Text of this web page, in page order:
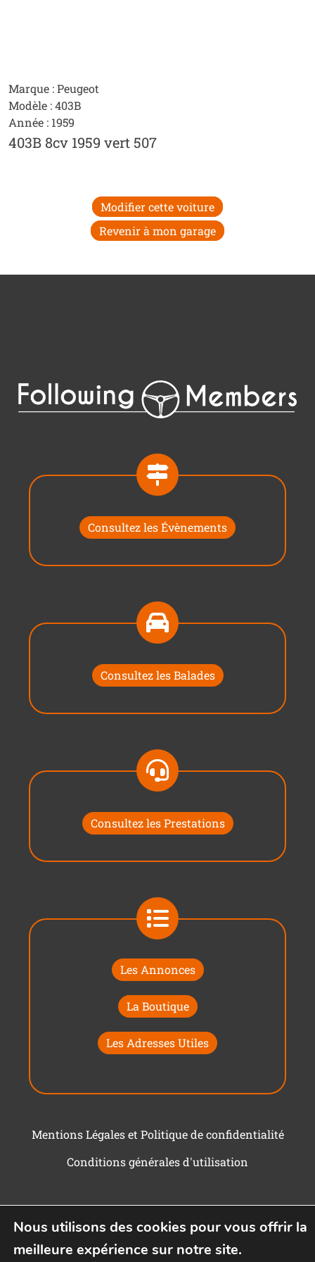
Marque : Peugeot
Modèle : 403B
Année : 1959
403B 8cv 1959 vert 507
Modifier cette voiture
Revenir à mon garage
Consultez les Évènements
Consultez les Balades
Consultez les Prestations
Les Annonces
La Boutique
Les Adresses Utiles
Mentions Légales et Politique de confidentialité
Conditions générales d'utilisation
Nous utilisons des cookies pour vous offrir la
meilleure expérience sur notre site.